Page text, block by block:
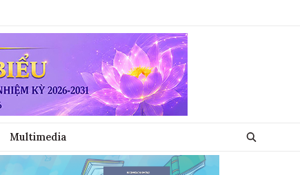
Multimedia